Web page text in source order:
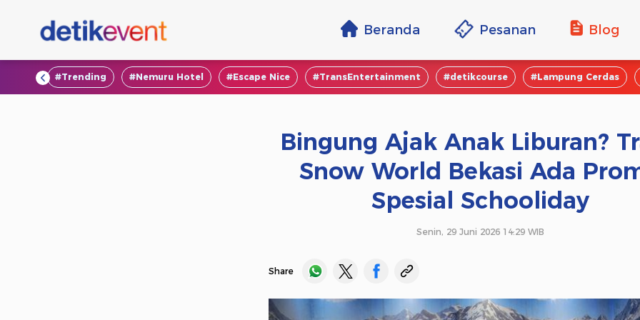
Beranda Pesanan Blog
#Trending #Nemuru Hotel #Escape Nice #TransEntertainment #detikcourse #Lampung Cerdas
Bingung Ajak Anak Liburan?
Snow World Bekasi Ada
Spesial Schooliday
Senin, 29 Juni 2026 14:29 WIB
Share